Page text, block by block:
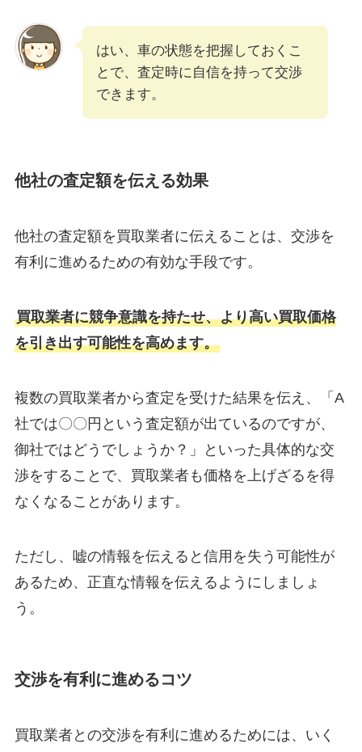
はい、車の状態を把握しておくこ
とで、査定時に自信を持って交渉
できます。
他社の査定額を伝える効果
他社の査定額を買取業者に伝えることは、交渉を
有利に進めるための有効な手段です。
買取業者に競争意識を持たせ、より高い買取価格
を引き出す可能性を高めます。
複数の買取業者から査定を受けた結果を伝え、「A
社では〇〇円という査定額が出ているのですが、
御社ではどうでしょうか？」といった具体的な交
渉をすることで、買取業者も価格を上げざるを得
なくなることがあります。
ただし、嘘の情報を伝えると信用を失う可能性が
あるため、正直な情報を伝えるようにしましょ
う。
交渉を有利に進めるコツ
買取業者との交渉を有利に進めるためには、いく